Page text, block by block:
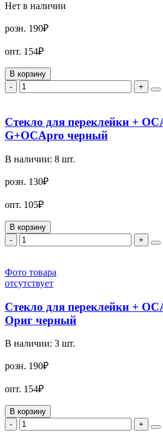
Нет в наличии
розн. 190₽
опт. 154₽
В корзину
-
+
Стекло для переклейки +
G+OCApro черный
В наличии: 8 шт.
розн. 130₽
опт. 105₽
В корзину
-
+
Фото товара
отсутствует
Стекло для переклейки +
Ориг черный
В наличии: 3 шт.
розн. 190₽
опт. 154₽
В корзину
-
+